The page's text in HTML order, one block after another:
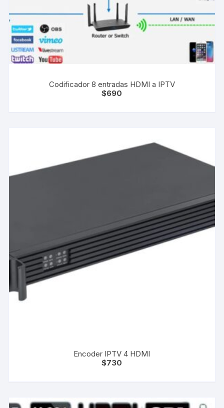
Codificador 8 entradas HDMI a IPTV
$690
Encoder IPTV 4 HDMI
$730